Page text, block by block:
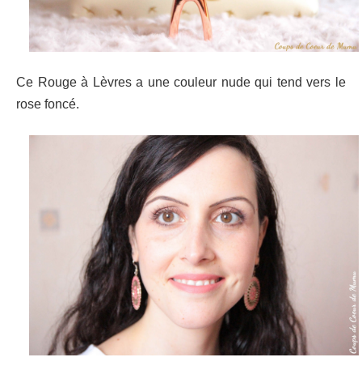
Ce Rouge à Lèvres a une couleur nude qui tend vers le
rose foncé.